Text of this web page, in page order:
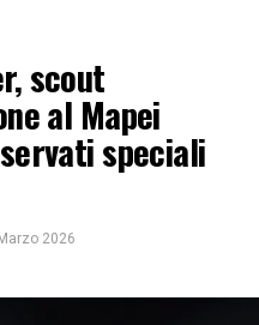
scout
al Mapei
speciali
2026